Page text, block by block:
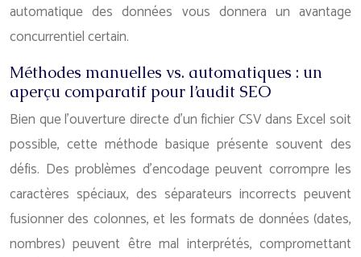
automatique des données vous donnera un avantage
concurrentiel certain.
Méthodes manuelles vs. automatiques : un
aperçu comparatif pour l’audit SEO
Bien que l’ouverture directe d’un fichier CSV dans Excel soit
possible, cette méthode basique présente souvent des
défis. Des problèmes d’encodage peuvent corrompre les
caractères spéciaux, des séparateurs incorrects peuvent
fusionner des colonnes, et les formats de données (dates,
nombres) peuvent être mal interprétés, compromettant